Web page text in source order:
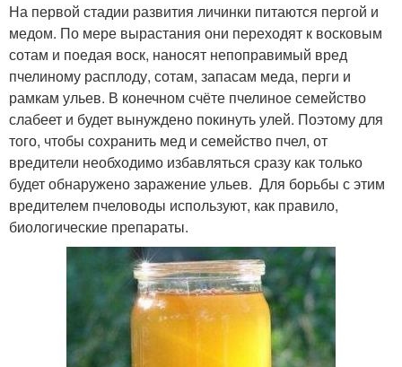
На первой стадии развития личинки питаются пергой и
медом. По мере вырастания они переходят к восковым
сотам и поедая воск, наносят непоправимый вред
пчелиному расплоду, сотам, запасам меда, перги и
рамкам ульев. В конечном счёте пчелиное семейство
слабеет и будет вынуждено покинуть улей. Поэтому для
того, чтобы сохранить мед и семейство пчел, от
вредители необходимо избавляться сразу как только
будет обнаружено заражение ульев. Для борьбы с этим
вредителем пчеловоды используют, как правило,
биологические препараты.